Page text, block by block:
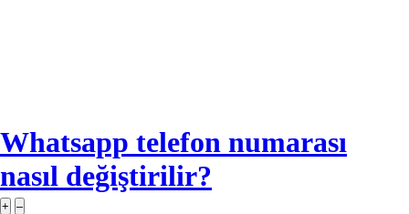
Whatsapp telefon numarası
nasıl değiştirilir?